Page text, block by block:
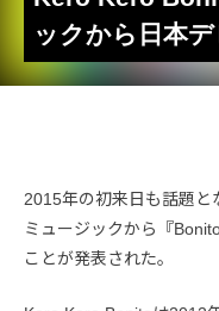
ックから日本デ
2015年の初来日も話題と
ミュージックから『
ことが発表された。